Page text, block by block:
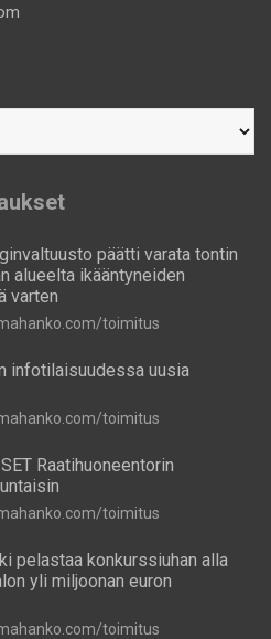
päätti varata tontin
alueelta ikääntyneiden
varten
toimitus
infotilaisuudessa uusia
toimitus
Raatihuoneentorin
toimitus
pelastaa konkurssiuhan alla
yli miljoonan euron
toimitus